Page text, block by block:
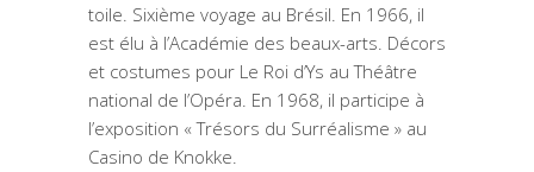
toile. Sixième voyage au Brésil. En 1966, il
est élu à l’Académie des beaux-arts. Décors
et costumes pour Le Roi d’Ys au Théâtre
national de l’Opéra. En 1968, il participe à
l’exposition « Trésors du Surréalisme » au
Casino de Knokke.